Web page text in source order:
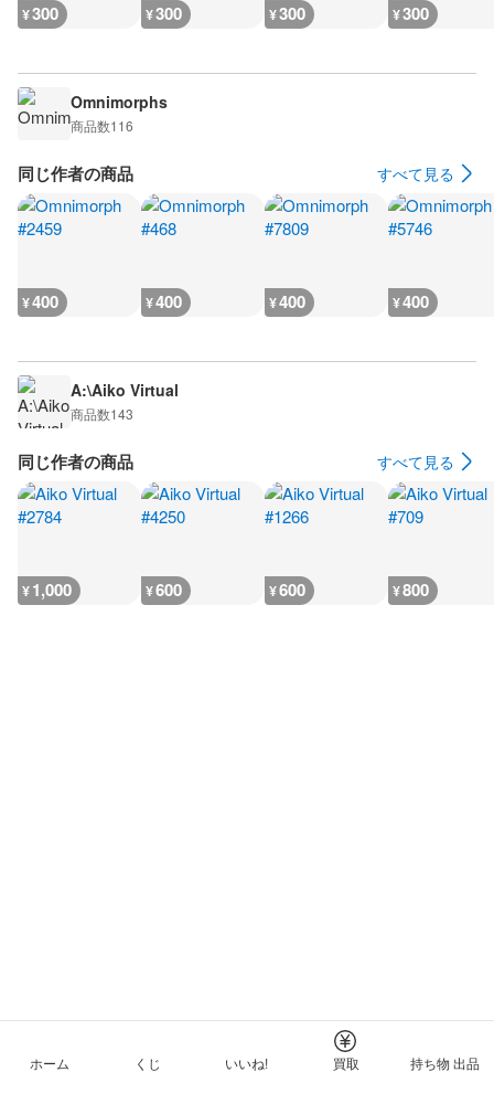
¥300 ¥300 ¥300 ¥300
Omnimorphs
商品数116
同じ作者の商品 すべて見る
¥400 ¥400 ¥400 ¥400
A:\Aiko Virtual
商品数143
同じ作者の商品 すべて見る
¥1,000 ¥600 ¥600 ¥800
ホーム くじ いいね! 買取 持ち物 出品